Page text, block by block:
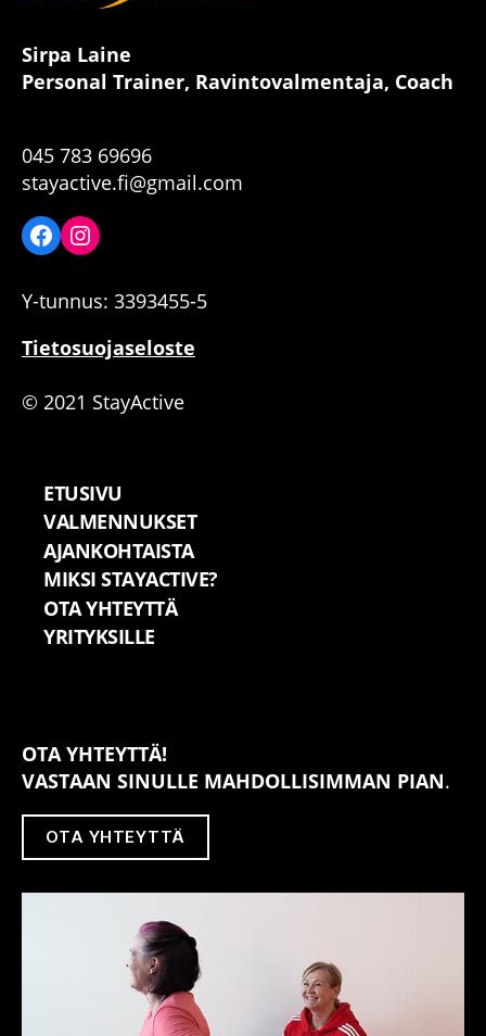
Sirpa Laine
Personal Trainer, Ravintovalmentaja, Coach
045 783 69696
stayactive.fi@gmail.com
Facebook
Instagram
Y-tunnus: 3393455-5
Tietosuojaseloste
© 2021 StayActive
ETUSIVU
VALMENNUKSET
AJANKOHTAISTA
MIKSI STAYACTIVE?
OTA YHTEYTTÄ
YRITYKSILLE
OTA YHTEYTTÄ!
VASTAAN SINULLE MAHDOLLISIM­MAN PIAN.
OTA YHTEYTTÄ